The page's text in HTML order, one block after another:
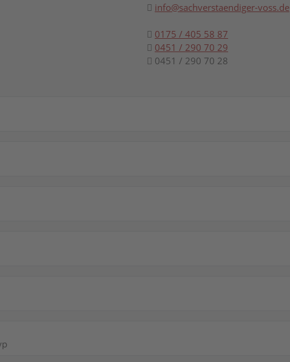
info@sachverstaendiger-voss.de
0175 / 405 58 87
0451 / 290 70 29
0451 / 290 70 28